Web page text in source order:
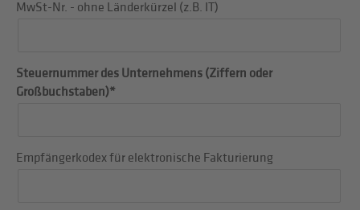
MwSt-Nr. - ohne Länderkürzel (z.B. IT)
Steuernummer des Unternehmens (Ziffern oder
Großbuchstaben)*
Empfängerkodex für elektronische Fakturierung